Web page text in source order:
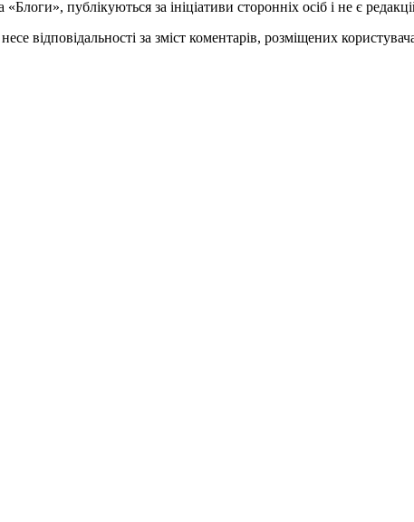
публікуються за ініціативи сторонніх осіб і не є
відповідальності за зміст коментарів, розміщених